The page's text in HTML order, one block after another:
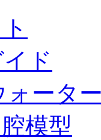
ド
ォータ
模型